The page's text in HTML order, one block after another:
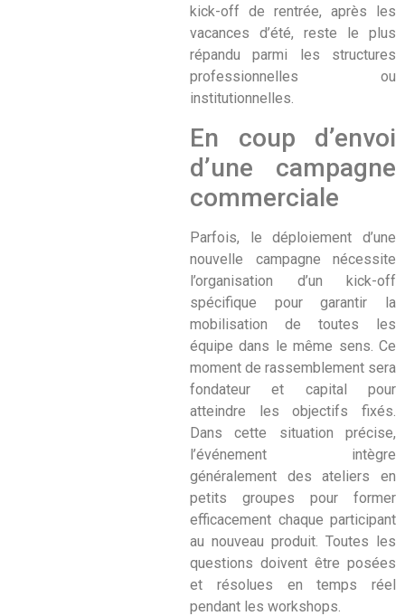
kick-off de rentrée, après les
vacances d’été, reste le plus
répandu parmi les structures
professionnelles ou
institutionnelles.
En coup d’envoi
d’une campagne
commerciale
Parfois, le déploiement d’une
nouvelle campagne nécessite
l’organisation d’un kick-off
spécifique pour garantir la
mobilisation de toutes les
équipe dans le même sens. Ce
moment de rassemblement sera
fondateur et capital pour
atteindre les objectifs fixés.
Dans cette situation précise,
l’événement intègre
généralement des ateliers en
petits groupes pour former
efficacement chaque participant
au nouveau produit. Toutes les
questions doivent être posées
et résolues en temps réel
pendant les workshops.